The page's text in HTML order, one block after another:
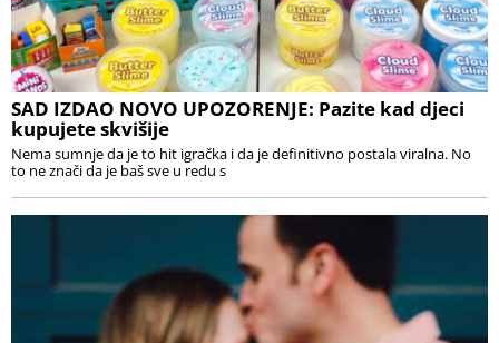
SAD IZDAO NOVO UPOZORENJE: Pazite kad djeci
kupujete skvišije
Nema sumnje da je to hit igračka i da je definitivno postala viralna. No
to ne znači da je baš sve u redu s